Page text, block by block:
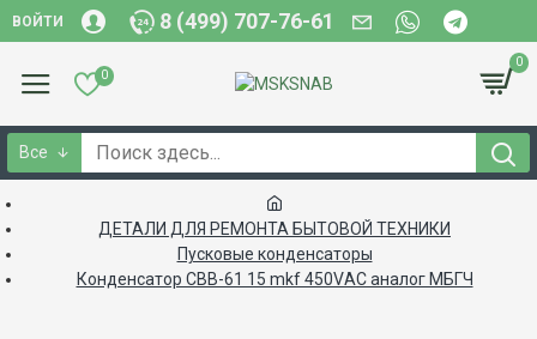
ВОЙТИ 8 (499) 707-76-61
0
0
Все
ДЕТАЛИ ДЛЯ РЕМОНТА БЫТОВОЙ ТЕХНИКИ
Пусковые конденсаторы
Конденсатор CBB-61 15 mkf 450VАС аналог МБГЧ